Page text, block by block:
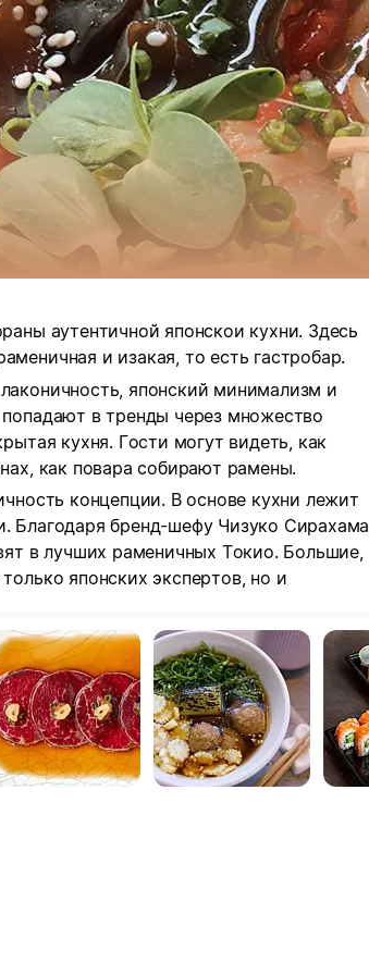
аутентичной японскои кухни. Здесь
и изакая, то есть гастробар.
японский минимализм и
в тренды через множество
кухня. Гости могут видеть, как
как повара собирают рамены.
концепции. В основе кухни лежит
Благодаря бренд-шефу Чизуко Сирахама
в лучших раменичных Токио. Большие,
японских экспертов, но и